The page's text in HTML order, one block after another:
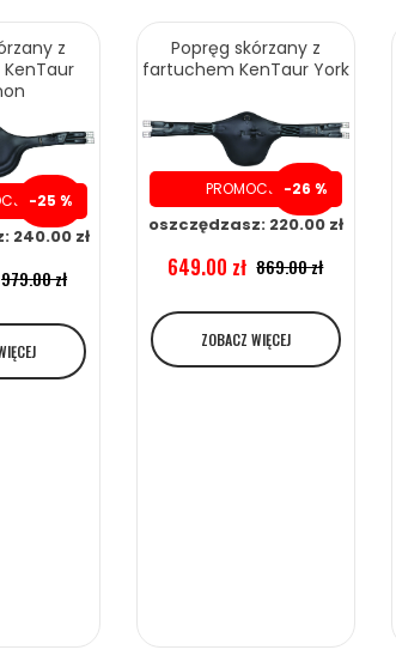
z
-25 %
240.00 zł
979.00 zł
Popręg skórzany z
fartuchem KenTaur York
PROMOCJA-26 %
oszczędzasz: 220.00 zł
649.00 zł 869.00 zł
ZOBACZ WIĘCEJ